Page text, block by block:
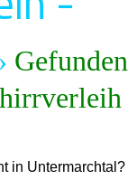
Gefunden
in Untermarchtal?